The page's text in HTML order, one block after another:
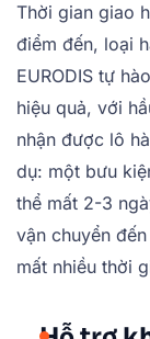
Thời gian giao
điểm đến, loại
EURODIS tự
hiệu quả, với
nhận được lô
dụ: một bưu
thể mất 2-3
vận chuyển
mất nhiều thời